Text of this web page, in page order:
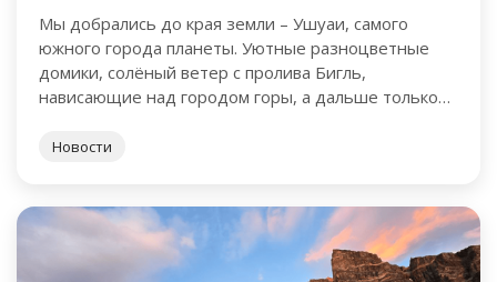
Мы добрались до края земли – Ушуаи, самого
южного города планеты. Уютные разноцветные
домики, солёный ветер с пролива Бигль,
нависающие над городом горы, а дальше только
Новости